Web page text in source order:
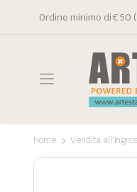
Ordine minimo di €
Home Vendita